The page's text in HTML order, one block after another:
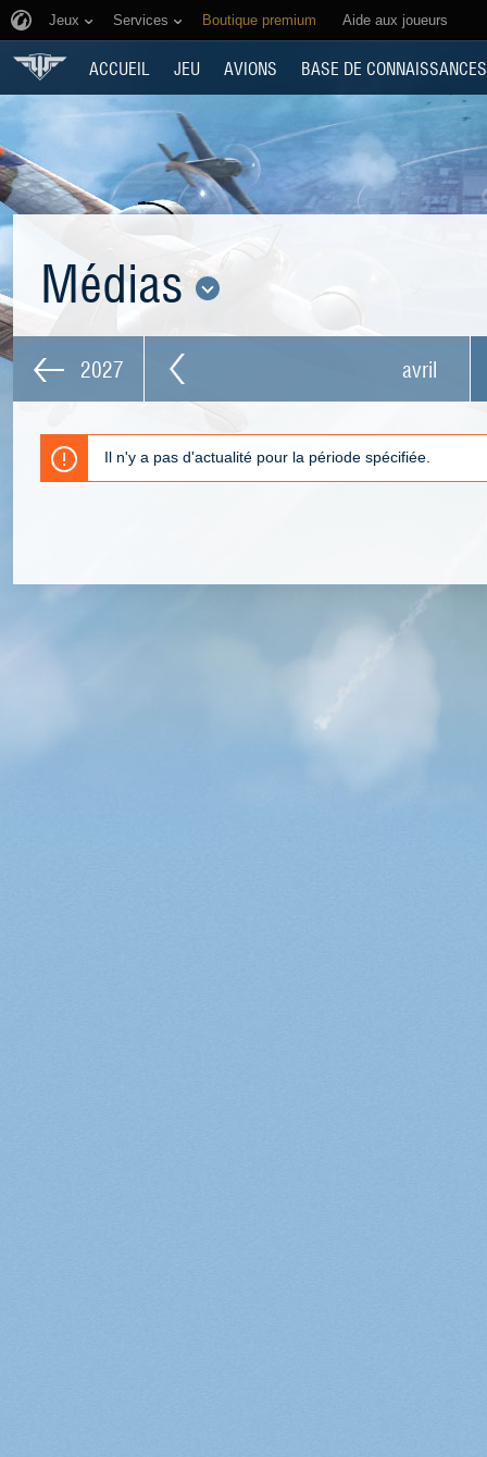
Jeux Services Boutique premium Aide aux joueurs
ACCUEIL JEU AVIONS BASE DE CONNAISSANCES
Médias
2027 avril
Il n'y a pas d'actualité pour la période spécifiée.